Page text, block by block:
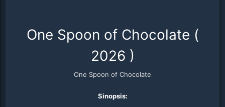
One Spoon of Chocolate (
2026 )
One Spoon of Chocolate
Sinopsis: